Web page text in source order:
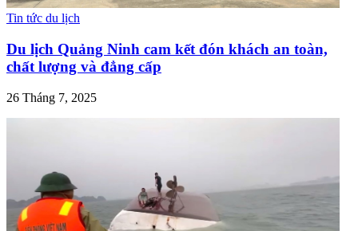
Tin tức du lịch
Du lịch Quảng Ninh cam kết đón khách an toàn,
chất lượng và đẳng cấp
26 Tháng 7, 2025